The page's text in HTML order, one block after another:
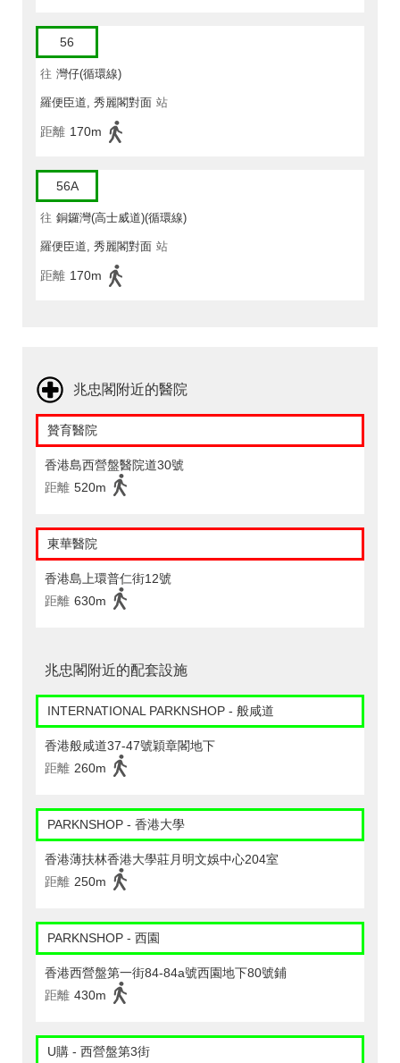
56
往 灣仔(循環線)
羅便臣道, 秀麗閣對面 站
距離 170m
56A
往 銅鑼灣(高士威道)(循環線)
羅便臣道, 秀麗閣對面 站
距離 170m
兆忠閣附近的醫院
贊育醫院
香港島西營盤醫院道30號
距離 520m
東華醫院
香港島上環普仁街12號
距離 630m
兆忠閣附近的配套設施
INTERNATIONAL PARKNSHOP - 般咸道
香港般咸道37-47號穎章閣地下
距離 260m
PARKNSHOP - 香港大學
香港薄扶林香港大學莊月明文娛中心204室
距離 250m
PARKNSHOP - 西園
香港西營盤第一街84-84a號西園地下80號鋪
距離 430m
U購 - 西營盤第3街